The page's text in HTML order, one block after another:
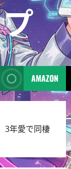
んな
AMAZON
3年愛で同棲